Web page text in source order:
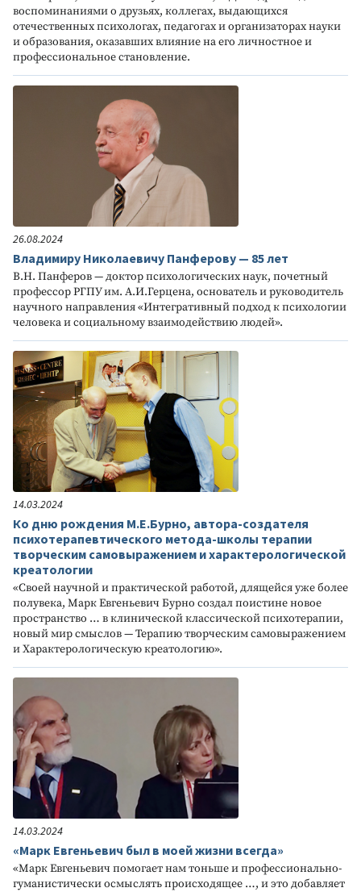
воспоминаниями о друзьях, коллегах, выдающихся
отечественных психологах, педагогах и организаторах науки
и образования, оказавших влияние на его личностное и
профессиональное становление.
26.08.2024
Владимиру Николаевичу Панферову — 85 лет
В.Н. Панферов — доктор психологических наук, почетный
профессор РГПУ им. А.И.Герцена, основатель и руководитель
научного направления «Интегративный подход к психологии
человека и социальному взаимодействию людей».
14.03.2024
Ко дню рождения М.Е.Бурно, автора-создателя
психотерапевтического метода-школы терапии
творческим самовыражением и характерологической
креатологии
«Своей научной и практической работой, длящейся уже более
полувека, Марк Евгеньевич Бурно создал поистине новое
пространство … в клинической классической психотерапии,
новый мир смыслов — Терапию творческим самовыражением
и Характерологическую креатологию».
14.03.2024
«Марк Евгеньевич был в моей жизни всегда»
«Марк Евгеньевич помогает нам тоньше и профессионально-
гуманистически осмыслять происходящее …, и это добавляет